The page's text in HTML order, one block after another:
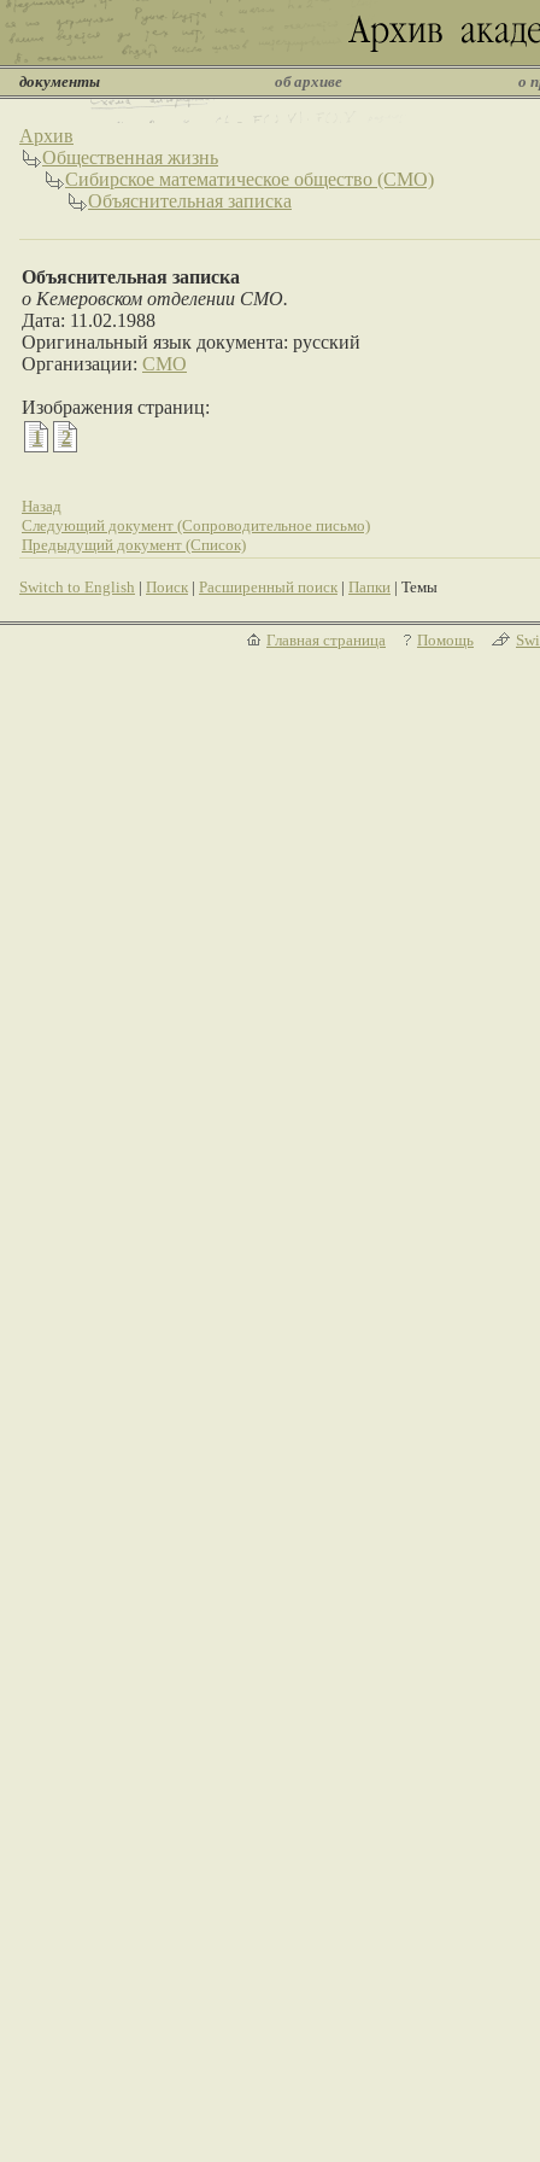
документы об архиве о
Архив
Общественная жизнь
Сибирское математическое общество (СМО)
Объяснительная записка
Объяснительная записка
о Кемеровском отделении СМО.
Дата: 11.02.1988
Оригинальный язык документа: русский
Организации: СМО
Изображения страниц:
1
2
Назад
Следующий документ (Сопроводительное письмо)
Предыдущий документ (Список)
Switch to English | Поиск | Расширенный поиск | Папки | Темы
Главная страница Помощь